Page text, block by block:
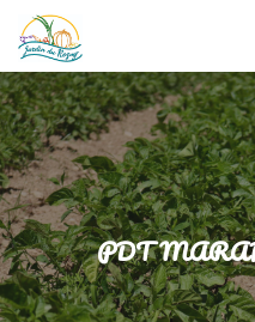
PDT